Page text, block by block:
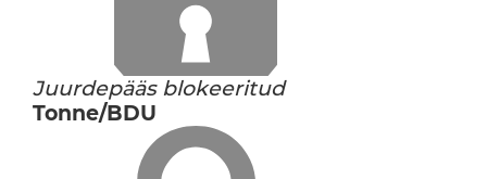
Juurdepääs blokeeritud
Tonne/BDU